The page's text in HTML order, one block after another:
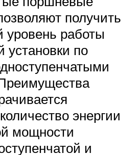
получить
уровень работы
установки по
энергии
мощности
и